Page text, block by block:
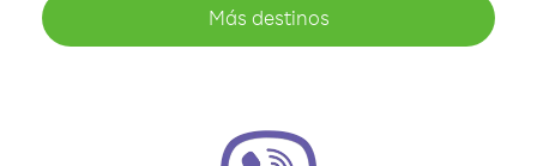
Más destinos